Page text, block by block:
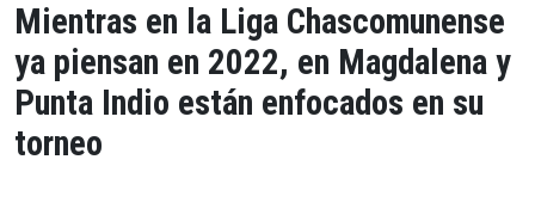
Mientras en la Liga Chascomunense
ya piensan en 2022, en Magdalena y
Punta Indio están enfocados en su
torneo